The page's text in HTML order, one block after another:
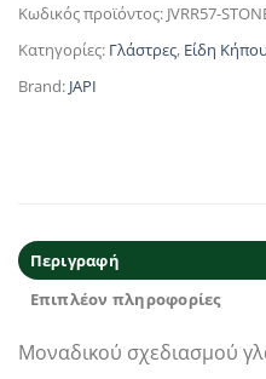
Κωδικός προϊόντος: JVRR57-
Κατηγορίες: Γλάστρες, Είδη
Brand: JAPI
Περιγραφή
Επιπλέον πληροφορίες
Μοναδικού σχεδιασμού